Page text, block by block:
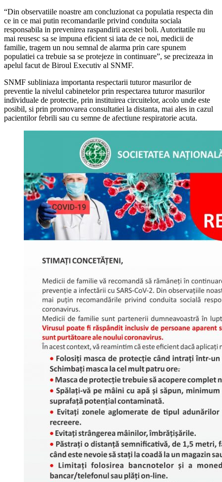
“Din observatiile noastre am concluzionat ca populatia respecta din
ce in ce mai putin recomandarile privind conduita sociala
responsabila in prevenirea raspandirii acestei boli. Autoritatile nu
mai reusesc sa se impuna eficient si iata de ce noi, medicii de
familie, tragem un nou semnal de alarma prin care spunem
populatiei ca trebuie sa se protejeze in continuare”, se precizeaza in
apelul facut de Biroul Executiv al SNMF.
SNMF subliniaza importanta respectarii tuturor masurilor de
preventie la nivelul cabinetelor prin respectarea tuturor masurilor
individuale de protectie, prin instituirea circuitelor, acolo unde este
posibil, si prin promovarea consultatiei la distanta, mai ales in cazul
pacientilor febrili sau cu semne de afectiune respiratorie acuta.